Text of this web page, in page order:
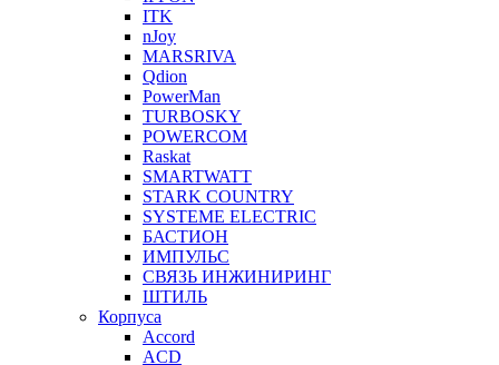
ITK
nJoy
MARSRIVA
Qdion
PowerMan
TURBOSKY
POWERCOM
Raskat
SMARTWATT
STARK COUNTRY
SYSTEME ELECTRIC
БАСТИОН
ИМПУЛЬС
СВЯЗЬ ИНЖИНИРИНГ
ШТИЛЬ
Корпуса
Accord
ACD